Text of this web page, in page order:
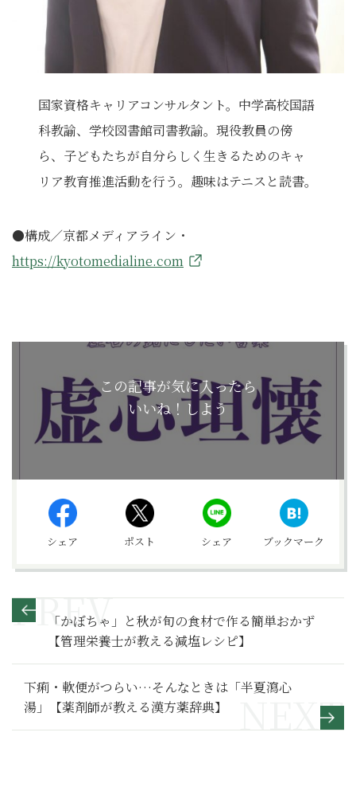
国家資格キャリアコンサルタント。中学高校国語
科教諭、学校図書館司書教諭。現役教員の傍
ら、子どもたちが自分らしく生きるためのキャ
リア教育推進活動を行う。趣味はテニスと読書。
●構成／京都メディアライン・
https://kyotomedialine.com
この記事が気に入ったら
いいね！しよう
シェア ポスト シェア ブックマーク
「かぼちゃ」と秋が旬の食材で作る簡単おかず
【管理栄養士が教える減塩レシピ】
下痢・軟便がつらい…そんなときは「半夏瀉心
湯」【薬剤師が教える漢方薬辞典】